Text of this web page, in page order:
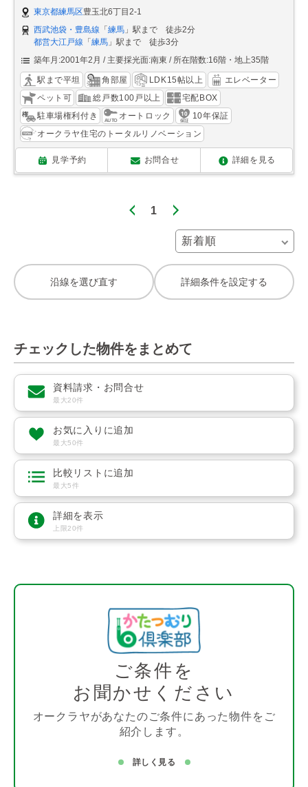
東京都練馬区豊玉北6丁目2-1
西武池袋・豊島線 「 練馬 」駅まで 徒歩2分
都営大江戸線 「 練馬 」駅まで 徒歩3分
築年月:2001年2月
主要採光面:南東 所在階数:16階・地上35階
駅まで平坦 角部屋 LDK15帖以上
エレベーター
ペット可
総戸数100戸以上
宅配BOX
駐車場権利付き
オートロック
10年保証
オークラヤ住宅のトータルリノベーション
見学予約 お問合せ 詳細を見る
1
沿線を選び直す 詳細条件を設定する
チェックした物件をまとめて
資料請求・お問合せ
最大20件
お気に入りに追加
最大50件
比較リストに追加
最大5件
詳細を表示
上限20件
ご条件を
お聞かせください
オークラヤがあなたのご条件にあった物件をご
紹介します。
詳しく見る